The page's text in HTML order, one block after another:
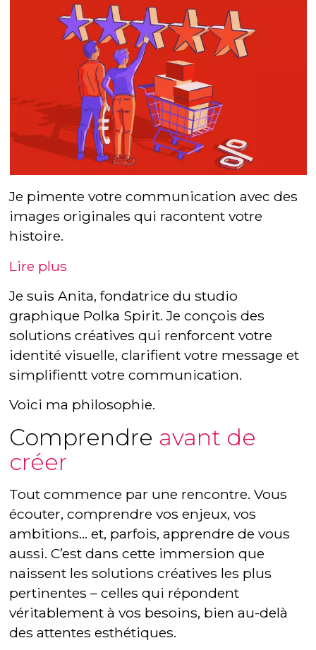
Je suis Anita, fondatrice du studio
graphique Polka Spirit. Je conçois des
solutions créatives qui renforcent votre
identité visuelle, clarifient votre message et
simplifientt votre communication.
Voici ma philosophie.
Comprendre avant de
créer
Tout commence par une rencontre. Vous
écouter, comprendre vos enjeux, vos
ambitions… et, parfois, apprendre de vous
aussi. C’est dans cette immersion que
naissent les solutions créatives les plus
pertinentes – celles qui répondent
véritablement à vos besoins, bien au-delà
des attentes esthétiques.
Je pimente votre communication avec des
images originales qui racontent votre
histoire.
Lire plus